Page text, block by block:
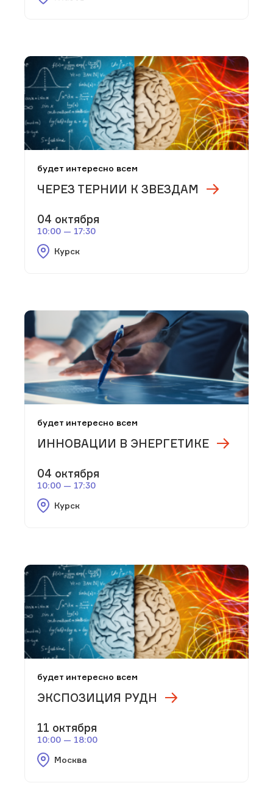
будет интересно всем
ЧЕРЕЗ ТЕРНИИ К ЗВЕЗДАМ
04 октября
10:00 — 17:30
Курск
будет интересно всем
ИННОВАЦИИ В ЭНЕРГЕТИКЕ
04 октября
10:00 — 17:30
Курск
будет интересно всем
ЭКСПОЗИЦИЯ РУДН
11 октября
10:00 — 18:00
Москва